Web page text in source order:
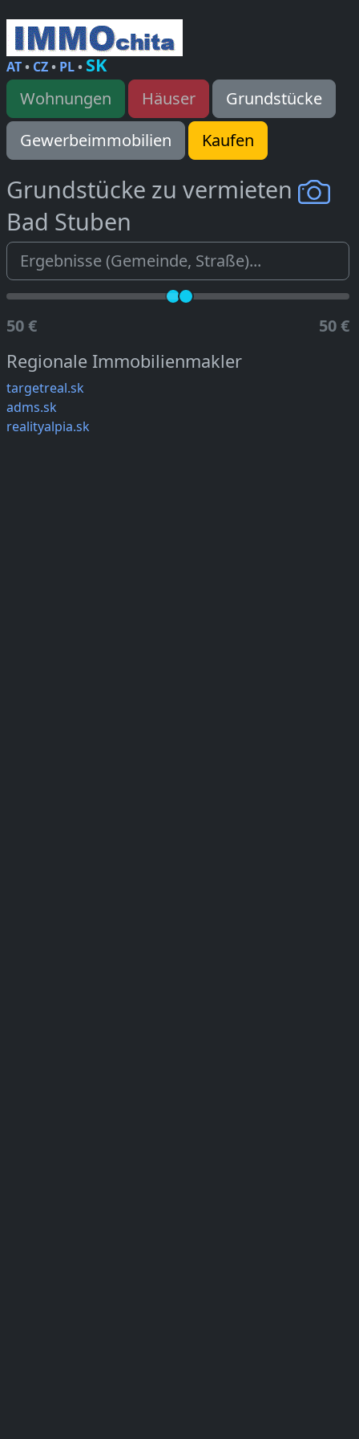
AT• CZ• PL• SK
Wohnungen Häuser
Grundstücke
Gewerbeimmobilien
Kaufen
Grundstücke zu vermieten
Bad Stuben
50 € 50 €
Regionale Immobilienmakler
targetreal.sk
adms.sk
realityalpia.sk